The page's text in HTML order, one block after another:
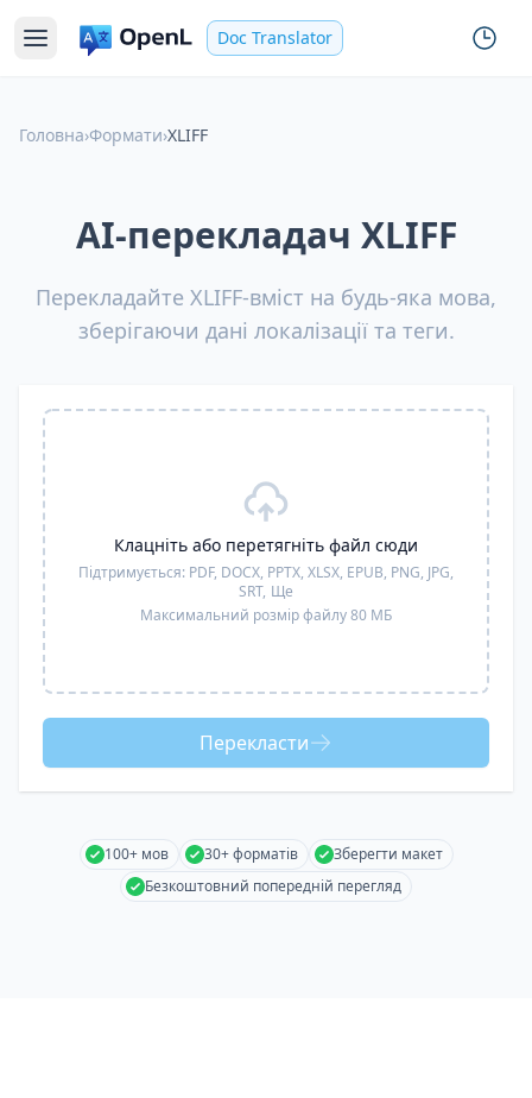
Doc Translator
Головна›Формати›XLIFF
AI-перекладач XLIFF
Перекладайте XLIFF-вміст на будь-яка мова,
зберігаючи дані локалізації та теги.
Клацніть або перетягніть файл сюди
Підтримується: PDF, DOCX, PPTX, XLSX, EPUB, PNG, JPG,
SRT, Ще
Максимальний розмір файлу 80 МБ
Перекласти
100+ мов 30+ форматів
Зберегти макет
Безкоштовний попередній перегляд